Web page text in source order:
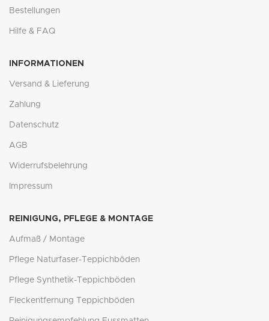
Bestellungen
Hilfe & FAQ
INFORMATIONEN
Versand & Lieferung
Zahlung
Datenschutz
AGB
Widerrufsbelehrung
Impressum
REINIGUNG, PFLEGE & MONTAGE
Aufmaß / Montage
Pflege Naturfaser-Teppichböden
Pflege Synthetik-Teppichböden
Fleckentfernung Teppichböden